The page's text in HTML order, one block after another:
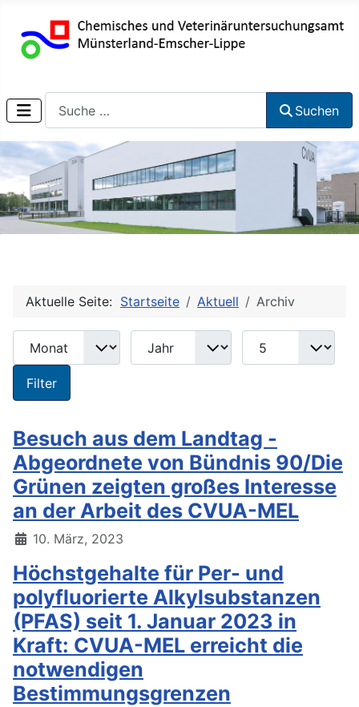
Suchen
Aktuelle Seite: Startseite Aktuell Archiv
Filter
Filter
Besuch aus dem Landtag -
Abgeordnete von Bündnis 90/Die
Grünen zeigten großes Interesse
an der Arbeit des CVUA-MEL
10. März, 2023
Höchstgehalte für Per- und
polyfluorierte Alkylsubstanzen
(PFAS) seit 1. Januar 2023 in
Kraft: CVUA-MEL erreicht die
notwendigen
Bestimmungsgrenzen